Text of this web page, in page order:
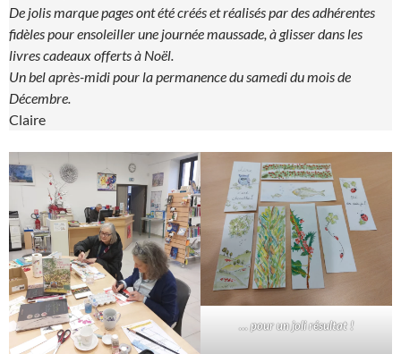
De jolis marque pages ont été créés et réalisés par des adhérentes
fidèles pour ensoleiller une journée maussade, à glisser dans les
livres cadeaux offerts à Noël.
Un bel après-midi pour la permanence du samedi du mois de
Décembre.
Claire
… pour un joli résultat !